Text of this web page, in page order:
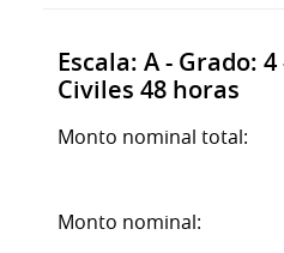
Escala: A - Grado:
Civiles 48 horas
Monto nominal total:
Monto nominal: